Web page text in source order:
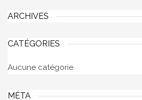
ARCHIVES
CATÉGORIES
Aucune catégorie
MÉTA